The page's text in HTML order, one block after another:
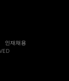
인재채용